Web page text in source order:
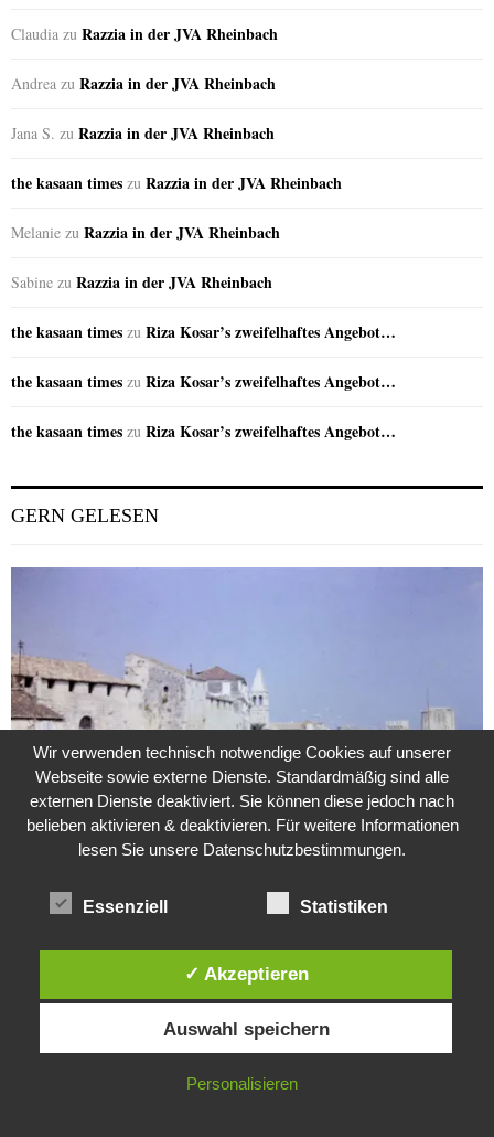
Claudia zu Razzia in der JVA Rheinbach
Andrea zu Razzia in der JVA Rheinbach
Jana S. zu Razzia in der JVA Rheinbach
the kasaan times zu Razzia in der JVA Rheinbach
Melanie zu Razzia in der JVA Rheinbach
Sabine zu Razzia in der JVA Rheinbach
the kasaan times zu Riza Kosar’s zweifelhaftes Angebot…
the kasaan times zu Riza Kosar’s zweifelhaftes Angebot…
the kasaan times zu Riza Kosar’s zweifelhaftes Angebot…
GERN GELESEN
Jugoslavijo, dobar dan
Hartz 4 – Der Staat im Staat
Diese Website verwendet Cookies. Durch die weitere Nutzung dieser
Website stimmst du der Verwendung von Cookies zu.
IN ORDNUNG
Wir verwenden technisch notwendige Cookies auf unserer
Webseite sowie externe Dienste. Standardmäßig sind alle
externen Dienste deaktiviert. Sie können diese jedoch nach
belieben aktivieren & deaktivieren. Für weitere Informationen
lesen Sie unsere Datenschutzbestimmungen.
Essenziell Statistiken
✓ Akzeptieren
Auswahl speichern
Personalisieren